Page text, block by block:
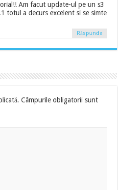
Am facut update-ul pe un s3
totul a decurs excelent si se simte
Răspunde
Câmpurile obligatorii sunt